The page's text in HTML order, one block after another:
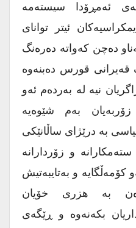
ئەمڕۆدا سیستەمە
ئیتر توانای
دەچن کەواتە دەرەنگ
قورس دەبنەوە
نیە لە بەردەم ئەو
زۆربەیان بەم شێوەیە
بە درێژای ساڵانێکی
و زۆردارانە
و بەتایبەتیش
بە هزری خۆیان
بکەنەوە و ڕێگەی